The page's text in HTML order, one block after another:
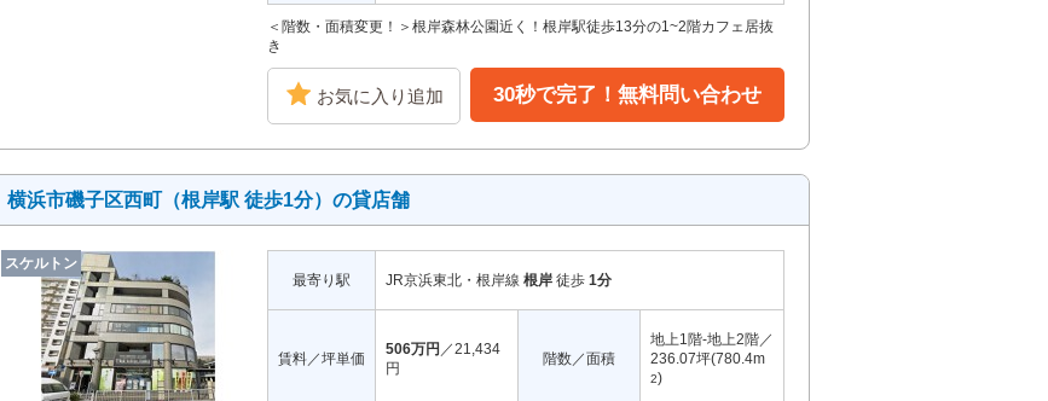
＜階数・面積変更！＞根岸森林公園近く！根岸駅徒歩13分の1~2階カフェ居抜
き
お気に入り追加 30秒で完了！無料問い合わせ
横浜市磯子区西町（根岸駅 徒歩1分）の貸店舗
スケルトン
最寄り駅 JR京浜東北・根岸線 根岸 徒歩 1分
賃料／坪単価
506万円 ／21,434
円
階数／面積
地上1階-地上2階／
236.07坪(780.4m
2)